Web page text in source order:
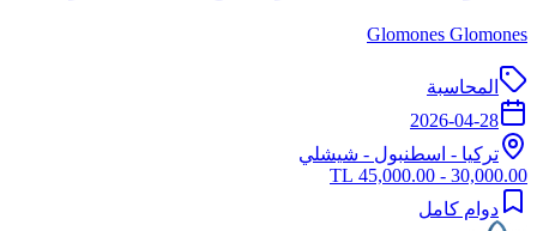
Glomones Glomones
المحاسبة
2026-04-28
تركيا - اسطنبول - شيشلي
30,000.00 - 45,000.00 TL
دوام كامل